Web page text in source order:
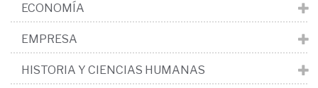
ECONOMÍA
EMPRESA
HISTORIA Y CIENCIAS HUMANAS